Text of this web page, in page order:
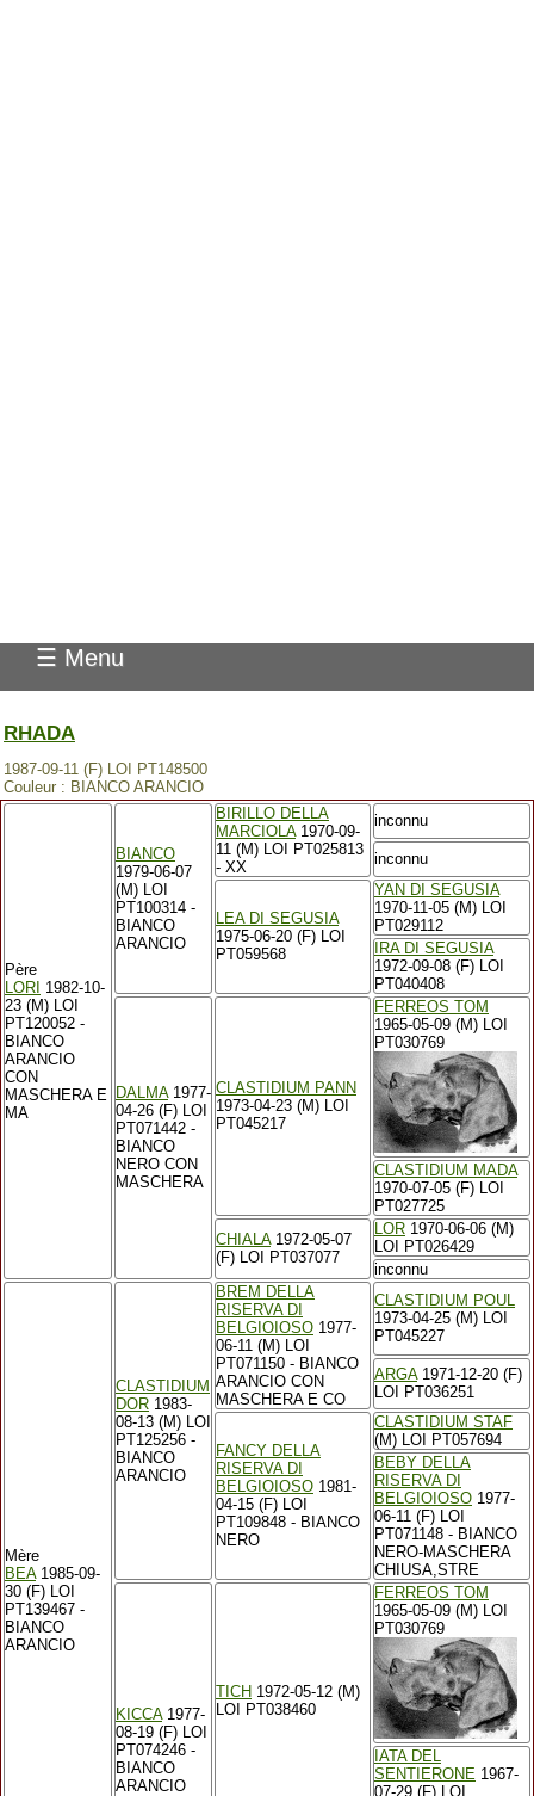
☰ Menu
RHADA
1987-09-11 (F) LOI PT148500
Couleur : BIANCO ARANCIO
Père
LORI 1982-10-
23 (M) LOI
PT120052 -
BIANCO
ARANCIO
CON
MASCHERA E
MA
BIANCO
1979-06-07
(M) LOI
PT100314 -
BIANCO
ARANCIO
BIRILLO DELLA
MARCIOLA1970-09-
11 (M) LOI PT025813
- XX
inconnu
inconnu
LEA DI SEGUSIA
1975-06-20 (F) LOI
PT059568
YAN DI SEGUSIA
1970-11-05 (M) LOI
PT029112
IRA DI SEGUSIA
1972-09-08 (F) LOI
PT040408
DALMA1977-
04-26 (F) LOI
PT071442 -
BIANCO
NERO CON
MASCHERA
CLASTIDIUM PANN
1973-04-23 (M) LOI
PT045217
FERREOS TOM
1965-05-09 (M) LOI
PT030769
CLASTIDIUM MADA
1970-07-05 (F) LOI
PT027725
CHIALA1972-05-07
(F) LOI PT037077
LOR 1970-06-06 (M)
LOI PT026429
inconnu
Mère
BEA1985-09-
30 (F) LOI
PT139467 -
BIANCO
ARANCIO
CLASTIDIUM
DOR 1983-
08-13 (M) LOI
PT125256 -
BIANCO
ARANCIO
BREM DELLA
RISERVA DI
BELGIOIOSO 1977-
06-11 (M) LOI
PT071150 - BIANCO
ARANCIO CON
MASCHERA E CO
CLASTIDIUM POUL
1973-04-25 (M) LOI
PT045227
ARGA1971-12-20 (F)
LOI PT036251
FANCY DELLA
RISERVA DI
BELGIOIOSO 1981-
04-15 (F) LOI
PT109848 - BIANCO
NERO
CLASTIDIUM STAF
(M) LOI PT057694
BEBY DELLA
RISERVA DI
BELGIOIOSO 1977-
06-11 (F) LOI
PT071148 - BIANCO
NERO-MASCHERA
CHIUSA,STRE
KICCA1977-
08-19 (F) LOI
PT074246 -
BIANCO
ARANCIO
TICH 1972-05-12 (M)
LOI PT038460
FERREOS TOM
1965-05-09 (M) LOI
PT030769
IATA DEL
SENTIERONE 1967-
07-29 (F) LOI